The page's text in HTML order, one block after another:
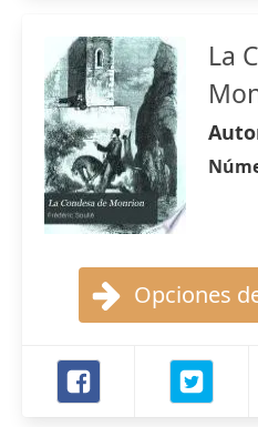
La
Opciones